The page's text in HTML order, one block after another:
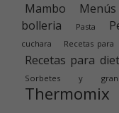
Mambo
bolleria
Pasta
cuchara
Recetas para
Recetas para
Sorbetes y
Thermomix